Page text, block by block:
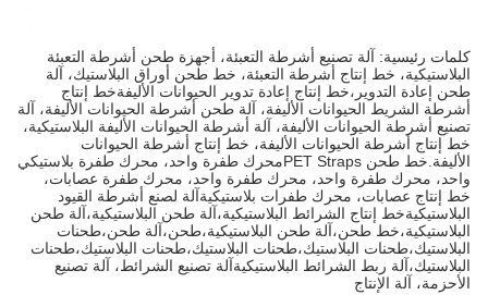
كلمات رئيسية: آلة تصنيع أشرطة التعبئة، أجهزة طحن أشرطة التعبئة
البلاستيكية، خط إنتاج أشرطة التعبئة، خط طحن أوراق البلاستيك، آلة
طحن إعادة التدوير،خط إنتاج إعادة تدوير الحيوانات الأليفةخط إنتاج
أشرطة الشريط الحيوانات الأليفة، آلة طحن أشرطة الحيوانات الأليفة، آلة
تصنيع أشرطة الحيوانات الأليفة، آلة أشرطة الحيوانات الأليفة البلاستيكية،
خط إنتاج أشرطة الحيوانات الأليفة، خط إنتاج أشرطة الحيوانات
الأليفة.خط طحن PET Strapsمحرك طفرة واحد، محرك طفرة بلاستيكي
واحد، محرك طفرة واحد، محرك طفرة واحد، محرك طفرة عصابات،
خط إنتاج عصابات، محرك طفرات بلاستيكيةآلة لصنع أشرطة القيود
البلاستيكيةخط إنتاج الشرائط البلاستيكية،آلة طحن البلاستيكية،آلة طحن
البلاستيكية،خط طحن،آلة طحن البلاستيكية،طحن،آلة طحن،طحنات
البلاستيك،طحنات البلاستيك،طحنات البلاستيك،طحنات البلاستيك،طحنات
البلاستيك،آلة ربط الشرائط البلاستيكيةآلة تصنيع الشرائط، آلة تصنيع
الأحزمة، آلة الإنتاج